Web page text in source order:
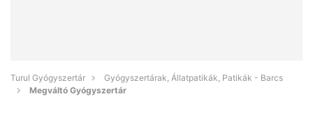
Turul Gyógyszertár
Gyógyszertárak, Állatpatikák, Patikák - Barcs
Megváltó Gyógyszertár